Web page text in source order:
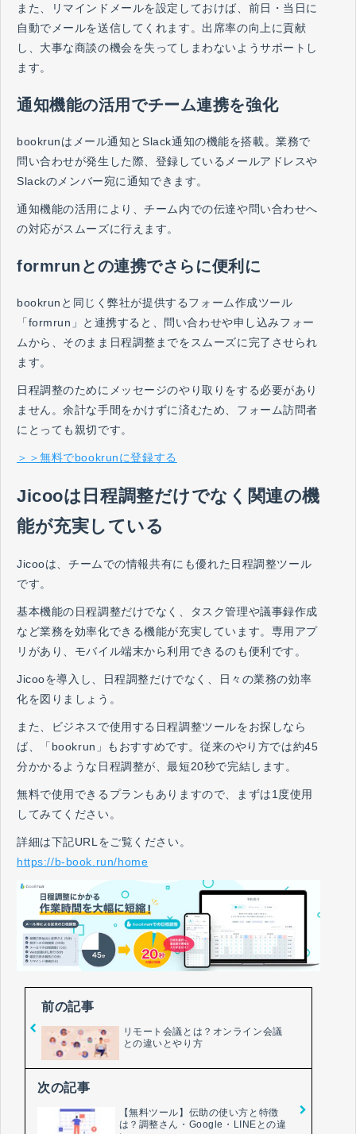
また、リマインドメールを設定しておけば、前日・当日に
自動でメールを送信してくれます。出席率の向上に貢献
し、大事な商談の機会を失ってしまわないようサポートし
ます。
通知機能の活用でチーム連携を強化
bookrunはメール通知とSlack通知の機能を搭載。業務で
問い合わせが発生した際、登録しているメールアドレスや
Slackのメンバー宛に通知できます。
通知機能の活用により、チーム内での伝達や問い合わせへ
の対応がスムーズに行えます。
formrunとの連携でさらに便利に
bookrunと同じく弊社が提供するフォーム作成ツール
「formrun」と連携すると、問い合わせや申し込みフォー
ムから、そのまま日程調整までをスムーズに完了させられ
ます。
日程調整のためにメッセージのやり取りをする必要があり
ません。余計な手間をかけずに済むため、フォーム訪問者
にとっても親切です。
＞＞無料でbookrunに登録する
Jicooは日程調整だけでなく関連の機
能が充実している
Jicooは、チームでの情報共有にも優れた日程調整ツール
です。
基本機能の日程調整だけでなく、タスク管理や議事録作成
など業務を効率化できる機能が充実しています。専用アプ
リがあり、モバイル端末から利用できるのも便利です。
Jicooを導入し、日程調整だけでなく、日々の業務の効率
化を図りましょう。
また、ビジネスで使用する日程調整ツールをお探しなら
ば、「bookrun」もおすすめです。従来のやり方では約45
分かかるような日程調整が、最短20秒で完結します。
無料で使用できるプランもありますので、まずは1度使用
してみてください。
詳細は下記URLをご覧ください。
https://b-book.run/home
前の記事
リモート会議とは？オンライン会議
との違いとやり方
次の記事
【無料ツール】伝助の使い方と特徴
は？調整さん・Google・LINEとの違